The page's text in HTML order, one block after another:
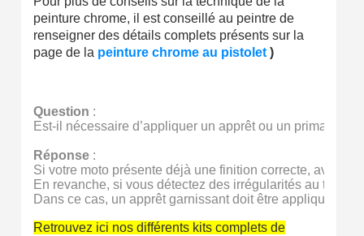
peinture chrome, il est conseillé au peintre de
renseigner des détails complets présents sur la
page de la peinture chrome au pistolet )
Question :
Est-il nécessaire d’appliquer un apprêt ou un primaire
Réponse :
Si votre moto présente déjà une finition correcte, avec
En revanche, si vous détectez des irrégularités au
Dans ce cas, un apprêt garnissant doit être appliqué
Retrouvez ici nos différents kits complets de